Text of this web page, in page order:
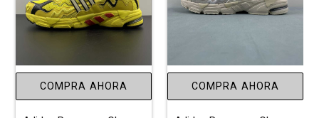
COMPRA AHORA COMPRA AHORA